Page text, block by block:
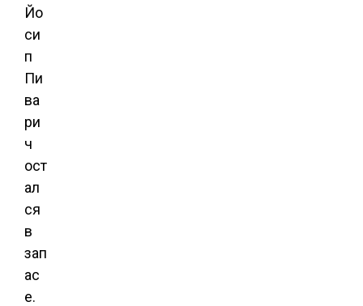
Йо
си
п
Пи
ва
ри
ч
ост
ал
ся
в
зап
ас
е.